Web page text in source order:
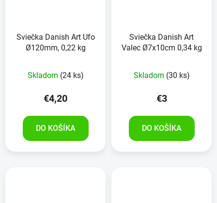
Sviečka Danish Art Ufo
Ø120mm, 0,22 kg
Skladom (24 ks)
€4,20
DO KOŠÍKA
Sviečka Danish Art
Valec Ø7x10cm 0,34 kg
Skladom (30 ks)
€3
DO KOŠÍKA